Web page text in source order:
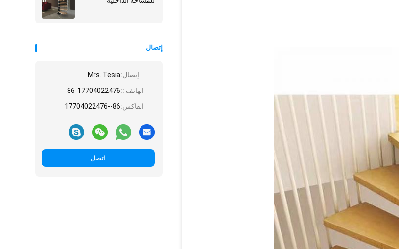
إتصال
إتصال:Mrs. Tesia
الهاتف ::86-17704022476
الفاكس:86--17704022476
اتصل